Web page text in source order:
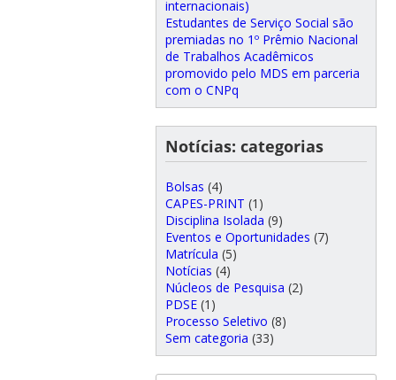
internacionais)
Estudantes de Serviço Social são
premiadas no 1º Prêmio Nacional
de Trabalhos Acadêmicos
promovido pelo MDS em parceria
com o CNPq
Notícias: categorias
Bolsas (4)
CAPES-PRINT (1)
Disciplina Isolada (9)
Eventos e Oportunidades (7)
Matrícula (5)
Notícias (4)
Núcleos de Pesquisa (2)
PDSE(1)
Processo Seletivo (8)
Sem categoria (33)